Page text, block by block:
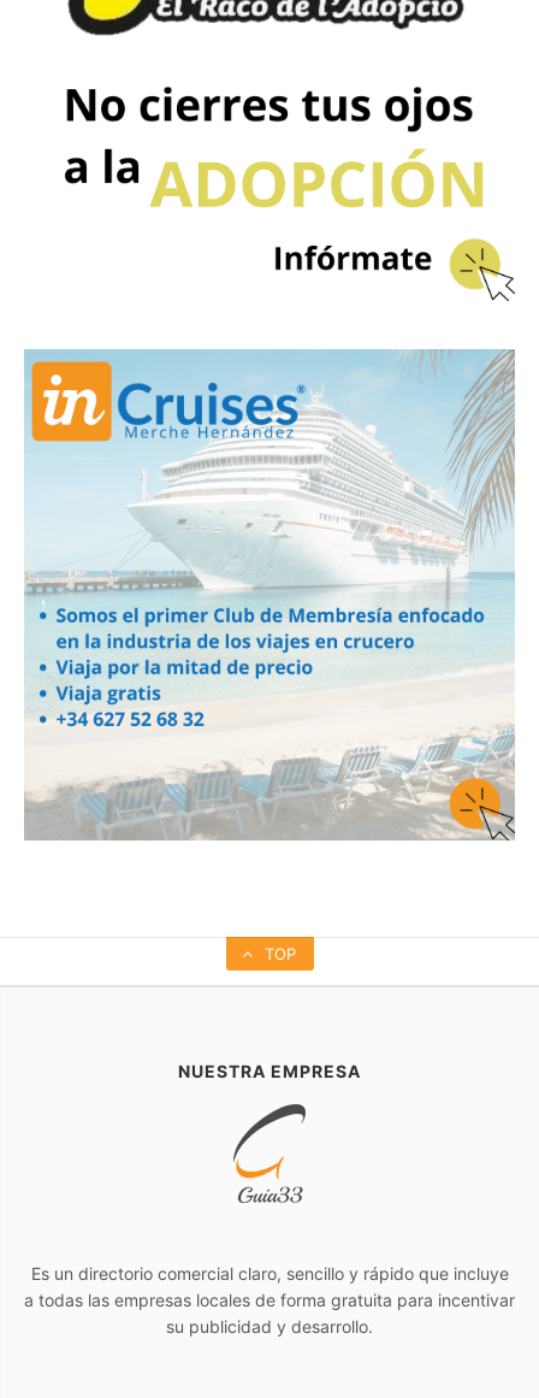
TOP
NUESTRA EMPRESA
Es un directorio comercial claro, sencillo y rápido que incluye
a todas las empresas locales de forma gratuita para incentivar
su publicidad y desarrollo.